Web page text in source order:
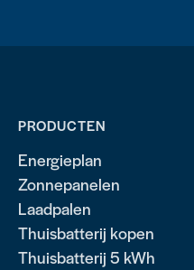
PRODUCTEN
Energieplan
Zonnepanelen
Laadpalen
Thuisbatterij kopen
Thuisbatterij 5 kWh